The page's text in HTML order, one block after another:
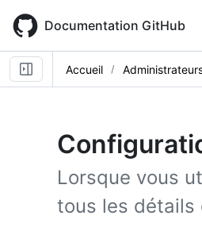
main
content
Documentation GitHub
Accueil
Lorsque vous
tous les détails